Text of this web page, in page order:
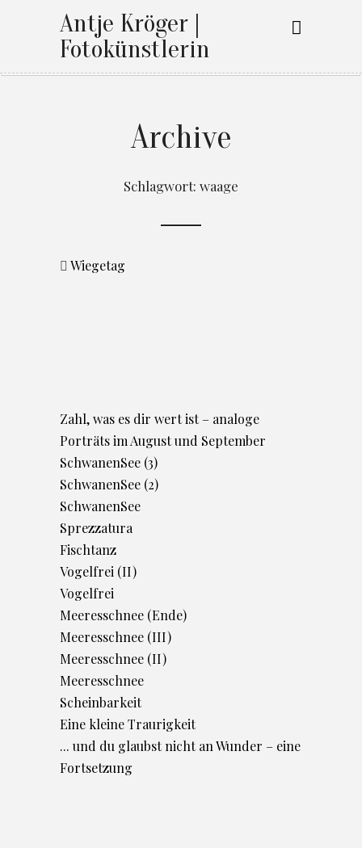
Antje Kröger |
Fotokünstlerin
Archive
Schlagwort: waage
Wiegetag
Zahl, was es dir wert ist – analoge
Porträts im August und September
SchwanenSee (3)
SchwanenSee (2)
SchwanenSee
Sprezzatura
Fischtanz
Vogelfrei (II)
Vogelfrei
Meeresschnee (Ende)
Meeresschnee (III)
Meeresschnee (II)
Meeresschnee
Scheinbarkeit
Eine kleine Traurigkeit
... und du glaubst nicht an Wunder – eine
Fortsetzung